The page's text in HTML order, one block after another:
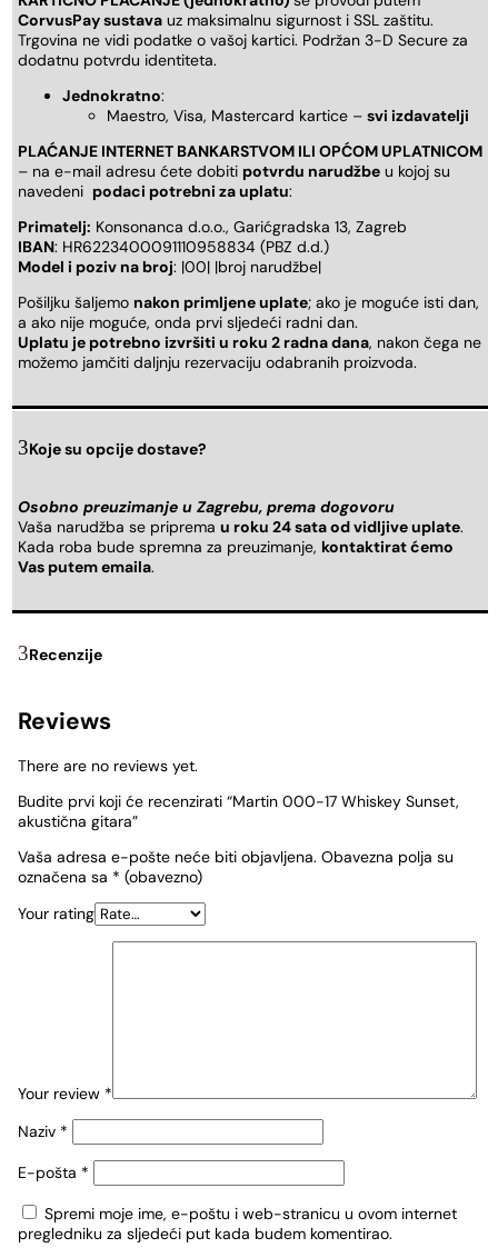
CorvusPay sustava uz maksimalnu sigurnost i SSL zaštitu.
Trgovina ne vidi podatke o vašoj kartici. Podržan 3-D Secure za
dodatnu potvrdu identiteta.
Jednokratno:
Maestro, Visa, Mastercard kartice – svi izdavatelji
PLAĆANJE INTERNET BANKARSTVOM ILI OPĆOM UPLATNICOM
– na e-mail adresu ćete dobiti potvrdu narudžbe u kojoj su
navedeni podaci potrebni za uplatu:
Primatelj: Konsonanca d.o.o., Garićgradska 13, Zagreb
IBAN: HR6223400091110958834 (PBZ d.d.)
Model i poziv na broj: |00| |broj narudžbe|
Pošiljku šaljemo nakon primljene uplate; ako je moguće isti dan,
a ako nije moguće, onda prvi sljedeći radni dan.
Uplatu je potrebno izvršiti u roku 2 radna dana, nakon čega ne
možemo jamčiti daljnju rezervaciju odabranih proizvoda.
Koje su opcije dostave?
Osobno preuzimanje u Zagrebu, prema dogovoru
Vaša narudžba se priprema u roku 24 sata od vidljive uplate.
Kada roba bude spremna za preuzimanje, kontaktirat ćemo
Vas putem emaila.
Recenzije
Reviews
There are no reviews yet.
Budite prvi koji će recenzirati “Martin 000-17 Whiskey Sunset,
akustična gitara”
Vaša adresa e-pošte neće biti objavljena. Obavezna polja su
označena sa * (obavezno)
Your rating
Your review *
Naziv *
E-pošta *
Spremi moje ime, e-poštu i web-stranicu u ovom internet
pregledniku za sljedeći put kada budem komentirao.